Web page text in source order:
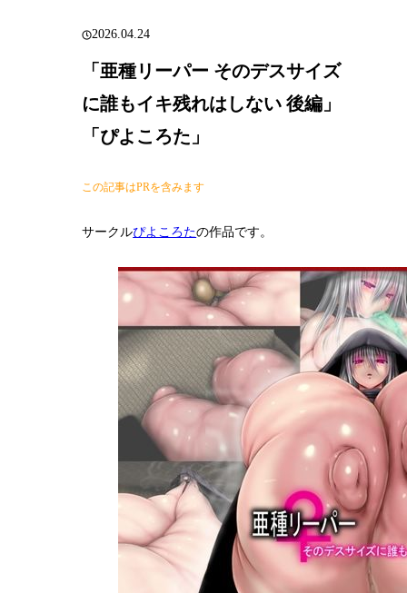
2026.04.24
「亜種リーパー そのデスサイズ
に誰もイキ残れはしない 後編」
「ぴよころた」
この記事はPRを含みます
サークルぴよころたの作品です。